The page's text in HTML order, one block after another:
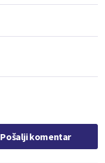
Pošalji komentar